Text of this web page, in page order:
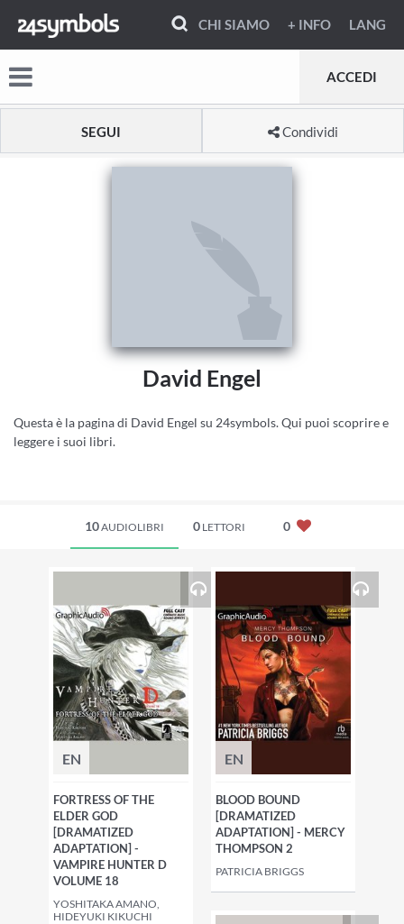
CHI SIAMO + INFO LANG
ACCEDI
SEGUI Condividi
David Engel
Questa è la pagina di David Engel su 24symbols. Qui puoi scoprire e
leggere i suoi libri.
10AUDIOLIBRI 0 LETTORI 0
EN
FORTRESS OF THE
ELDER GOD
[DRAMATIZED
ADAPTATION] -
VAMPIRE HUNTER D
VOLUME 18
YOSHITAKA AMANO,
HIDEYUKI KIKUCHI
EN
BLOOD BOUND
[DRAMATIZED
ADAPTATION] - MERCY
THOMPSON 2
PATRICIA BRIGGS